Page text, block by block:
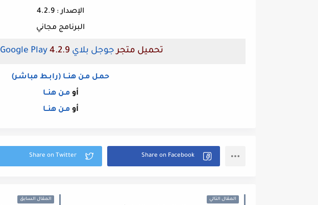
الإصدار : 4.2.9
البرنامج مجاني
تحميل متجرجوجل بلاي Google Play
حمـل مـن هنــا (رابـط مباشـر)
أو مـن هنــا
أومـن هنــا
المقال التالي المقال السابق